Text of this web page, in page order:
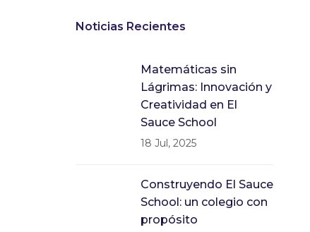
Noticias Recientes
Matemáticas sin
Lágrimas: Innovación y
Creatividad en El
Sauce School
18 Jul, 2025
Construyendo El Sauce
School: un colegio con
propósito